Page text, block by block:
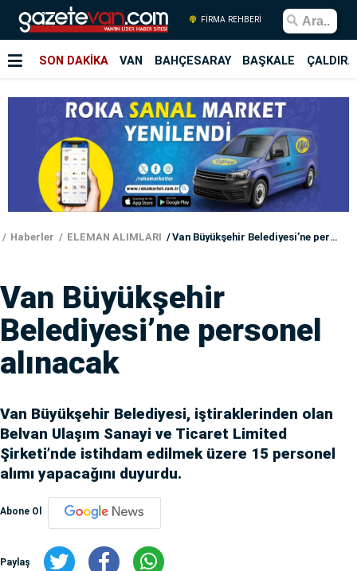
FİRMA REHBERİ
SON DAKİKA VAN BAHÇESARAY BAŞKALE
Haberler ELEMAN ALIMLARI Van Büyükşehir Belediyesi’ne personel alınacak
Van Büyükşehir
Belediyesi’ne personel
alınacak
Van Büyükşehir Belediyesi, iştiraklerinden olan
Belvan Ulaşım Sanayi ve Ticaret Limited
Şirketi’nde istihdam edilmek üzere 15 personel
alımı yapacağını duyurdu.
Abone Ol
Paylaş